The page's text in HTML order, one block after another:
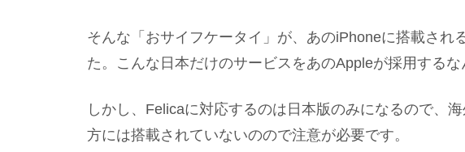
そんな「おサイフケータイ」が、あのiPhoneに搭載され
た。こんな日本だけのサービスをあのAppleが採用するな
しかし、Felicaに対応するのは日本版のみになるので、
方には搭載されていないのので注意が必要です。